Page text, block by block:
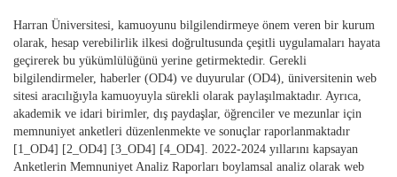
Harran Üniversitesi, kamuoyunu bilgilendirmeye önem veren bir kurum
olarak, hesap verebilirlik ilkesi doğrultusunda çeşitli uygulamaları hayata
geçirerek bu yükümlülüğünü yerine getirmektedir. Gerekli
bilgilendirmeler, haberler (OD4) ve duyurular (OD4), üniversitenin web
sitesi aracılığıyla kamuoyuyla sürekli olarak paylaşılmaktadır. Ayrıca,
akademik ve idari birimler, dış paydaşlar, öğrenciler ve mezunlar için
memnuniyet anketleri düzenlenmekte ve sonuçlar raporlanmaktadır
[1_OD4] [2_OD4] [3_OD4] [4_OD4]. 2022-2024 yıllarını kapsayan
Anketlerin Memnuniyet Analiz Raporları boylamsal analiz olarak web